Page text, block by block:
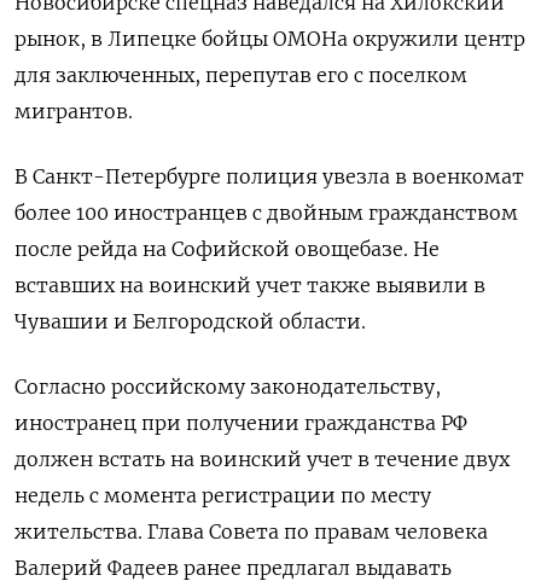
рынок, в Липецке бойцы ОМОНа окружили центр
для заключенных, перепутав его с поселком
мигрантов.
В Санкт-Петербурге полиция увезла в военкомат
более 100 иностранцев с двойным гражданством
после рейда на Софийской овощебазе. Не
вставших на воинский учет также выявили в
Чувашии и Белгородской области.
Согласно российскому законодательству,
иностранец при получении гражданства РФ
должен встать на воинский учет в течение двух
недель с момента регистрации по месту
жительства. Глава Совета по правам человека
Валерий Фадеев ранее предлагал выдавать